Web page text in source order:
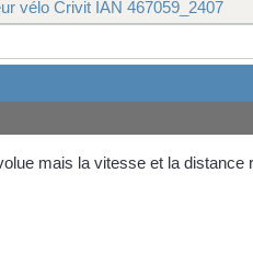
vélo Crivit IAN 467059_2407
mais la vitesse et la distance